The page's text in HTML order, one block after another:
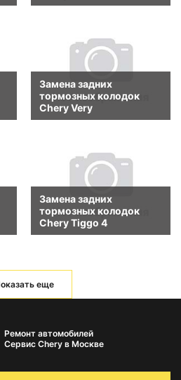
Замена задних
тормозных колодок
Chery Very
Замена задних
тормозных колодок
Chery Tiggo 4
еще
Ремонт автомобилей
Сервис Chery в Москве